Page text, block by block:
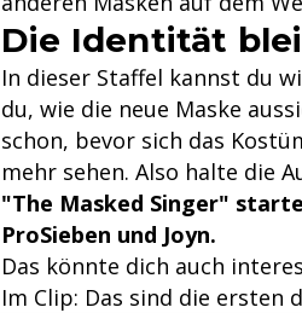
Die Identität
In dieser Staffel kannst du
du, wie die neue Maske
schon, bevor sich das
mehr sehen. Also halte die
"The Masked Singer"
ProSieben und Joyn.
Das könnte dich auch
Im Clip: Das sind die ersten